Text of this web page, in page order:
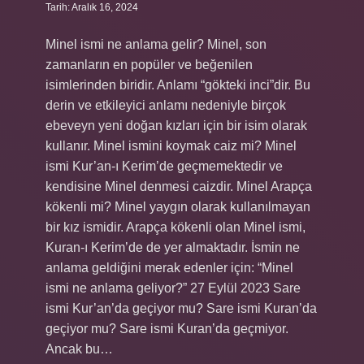
Tarih: Aralık 16, 2024
Minel ismi ne anlama gelir? Minel, son
zamanların en popüler ve beğenilen
isimlerinden biridir. Anlamı “gökteki inci”dir. Bu
derin ve etkileyici anlamı nedeniyle birçok
ebeveyn yeni doğan kızları için bir isim olarak
kullanır. Minel ismini koymak caiz mi? Minel
ismi Kur’an-ı Kerim’de geçmemektedir ve
kendisine Minel denmesi caizdir. Minel Arapça
kökenli mi? Minel yaygın olarak kullanılmayan
bir kız ismidir. Arapça kökenli olan Minel ismi,
Kuran-ı Kerim’de de yer almaktadır. İsmin ne
anlama geldiğini merak edenler için: “Minel
ismi ne anlama geliyor?” 27 Eylül 2023 Sare
ismi Kur’an’da geçiyor mu? Sare ismi Kuran’da
geçiyor mu? Sare ismi Kuran’da geçmiyor.
Ancak bu…